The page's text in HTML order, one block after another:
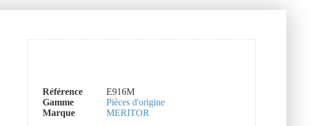
Référence
E916M
Gamme
Pièces d'origine
Marque
MERITOR